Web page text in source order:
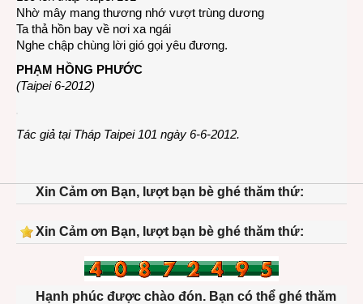
Nhờ mây mang thương nhớ vượt trùng dương
Ta thả hồn bay về nơi xa ngái
Nghe chập chùng lời gió gọi yêu đương.
PHẠM HỒNG PHƯỚC
(Taipei 6-2012)
Tác giả tại Tháp Taipei 101 ngày 6-6-2012.
Xin Cảm ơn Bạn, lượt bạn bè ghé thăm thứ:
Xin Cảm ơn Bạn, lượt bạn bè ghé thăm thứ:
Hạnh phúc được chào đón. Bạn có thể ghé thăm